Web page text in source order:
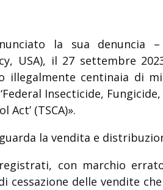
la sua denuncia
USA), il 27 settembre
illegalmente centinaia di
Insecticide,
Act’ (TSCA)».
la vendita e
registrati, con marchio
cessazione delle vendite